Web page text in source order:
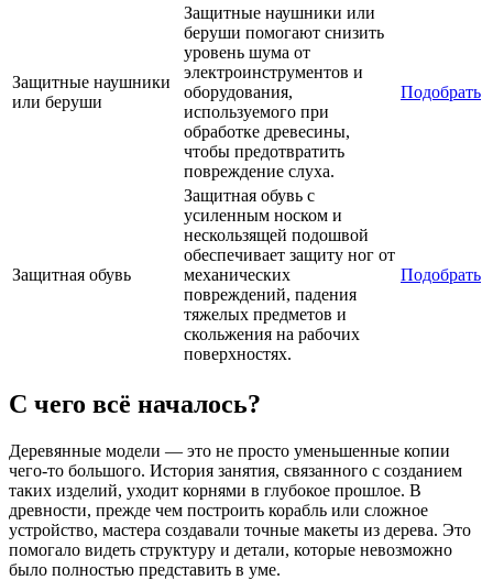
Защитные наушники
или беруши
Защитные наушники или
беруши помогают снизить
уровень шума от
электроинструментов и
оборудования,
используемого при
обработке древесины,
чтобы предотвратить
повреждение слуха.
Подобрать
Защитная обувь
Защитная обувь с
усиленным носком и
нескользящей подошвой
обеспечивает защиту ног от
механических
повреждений, падения
тяжелых предметов и
скольжения на рабочих
поверхностях.
Подобрать
С чего всё началось?
Деревянные модели — это не просто уменьшенные копии
чего-то большого. История занятия, связанного с созданием
таких изделий, уходит корнями в глубокое прошлое. В
древности, прежде чем построить корабль или сложное
устройство, мастера создавали точные макеты из дерева. Это
помогало видеть структуру и детали, которые невозможно
было полностью представить в уме.